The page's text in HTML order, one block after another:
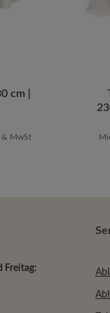
die Anzahl
benutze
den
cm |
& MwSt
Freitag: